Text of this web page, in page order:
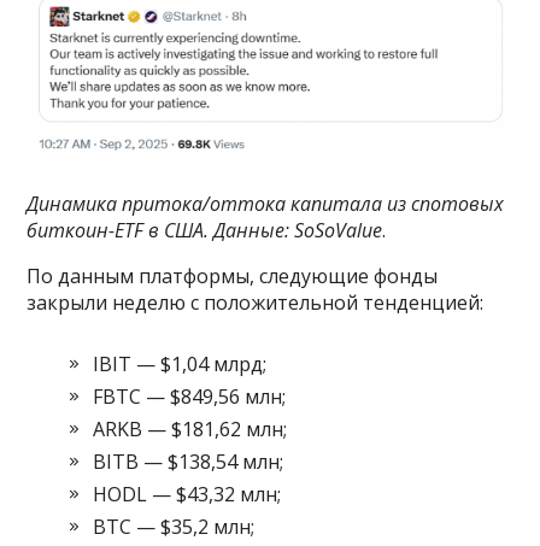
Динамика притока/оттока капитала из спотовых
биткоин-ETF в США. Данные:SoSoValue.
По данным платформы, следующие фонды
закрыли неделю с положительной тенденцией:
IBIT — $1,04 млрд;
FBTC — $849,56 млн;
ARKB — $181,62 млн;
BITB — $138,54 млн;
HODL — $43,32 млн;
BTC — $35,2 млн;